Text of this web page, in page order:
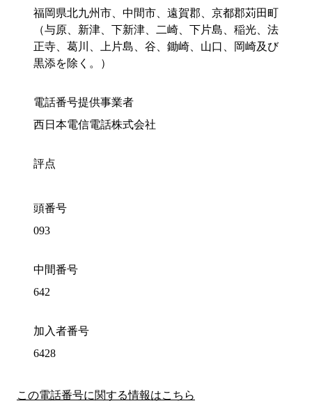
福岡県北九州市、中間市、遠賀郡、京都郡苅田町
（与原、新津、下新津、二崎、下片島、稲光、法
正寺、葛川、上片島、谷、鋤崎、山口、岡崎及び
黒添を除く。）
電話番号提供事業者
西日本電信電話株式会社
評点
頭番号
093
中間番号
642
加入者番号
6428
この電話番号に関する情報はこちら